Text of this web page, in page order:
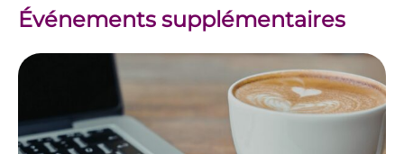
Événements supplémentaires